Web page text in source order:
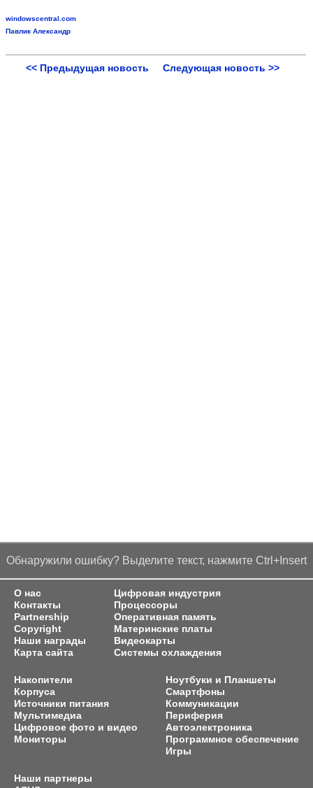
windowscentral.com
Павлик Александр
<< Предыдущая новость Следующая новость >>
Обнаружили ошибку? Выделите текст, нажмите Ctrl+Insert
О нас
Контакты
Partnership
Copyright
Наши награды
Карта сайта
Цифровая индустрия
Процессоры
Оперативная память
Материнские платы
Видеокарты
Системы охлаждения
Накопители
Корпуса
Источники питания
Мультимедиа
Цифровое фото и видео
Мониторы
Ноутбуки и Планшеты
Смартфоны
Коммуникации
Периферия
Автоэлектроника
Программное обеспечение
Игры
Наши партнеры